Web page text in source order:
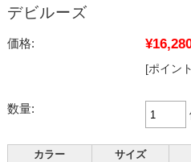
デビルーズ
価格:
[ポイン
数量:
カラー サイズ